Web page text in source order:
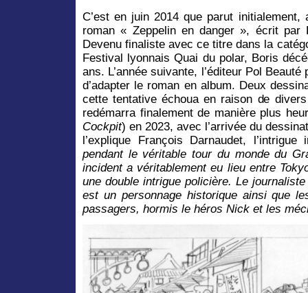
C’est en juin 2014 que parut
roman « Zeppelin en danger », écrit par
Devenu finaliste avec ce titre dans la
Festival lyonnais Quai du polar, Boris
ans. L’année suivante, l’éditeur Pol
d’adapter le roman en album. Deux
cette tentative échoua en raison de
redémarra finalement de manière plus
Cockpit) en 2023, avec l’arrivée du
l’explique François Darnaudet,
pendant le véritable tour du monde du
incident a véritablement eu lieu entre
une double intrigue policière. Le
est un personnage historique ainsi que
passagers, hormis le héros Nick et les